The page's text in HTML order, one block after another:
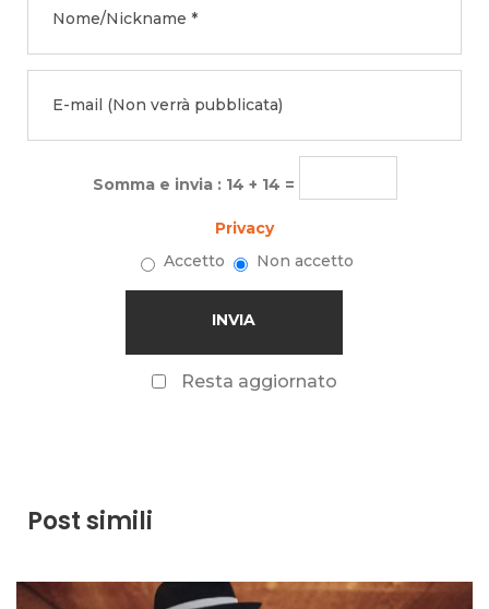
Somma e invia : 14 + 14 =
Privacy
Accetto
Non accetto
Resta aggiornato
Post simili